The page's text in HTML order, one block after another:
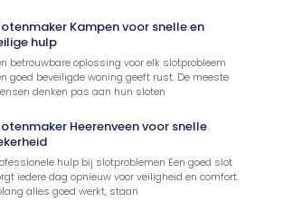
Kampen voor snelle en
hulp
betrouwbare oplossing voor elk slotprobleem
goed beveiligde woning geeft rust. De meeste
denken pas aan hun sloten
Heerenveen voor snelle
hulp bij slotproblemen Een goed slot
iedere dag opnieuw voor veiligheid en comfort.
alles goed werkt, staan